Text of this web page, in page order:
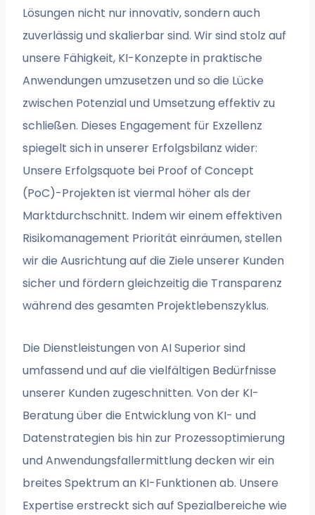
Lösungen nicht nur innovativ, sondern auch
zuverlässig und skalierbar sind. Wir sind stolz auf
unsere Fähigkeit, KI-Konzepte in praktische
Anwendungen umzusetzen und so die Lücke
zwischen Potenzial und Umsetzung effektiv zu
schließen. Dieses Engagement für Exzellenz
spiegelt sich in unserer Erfolgsbilanz wider:
Unsere Erfolgsquote bei Proof of Concept
(PoC)-Projekten ist viermal höher als der
Marktdurchschnitt. Indem wir einem effektiven
Risikomanagement Priorität einräumen, stellen
wir die Ausrichtung auf die Ziele unserer Kunden
sicher und fördern gleichzeitig die Transparenz
während des gesamten Projektlebenszyklus.
Die Dienstleistungen von AI Superior sind
umfassend und auf die vielfältigen Bedürfnisse
unserer Kunden zugeschnitten. Von der KI-
Beratung über die Entwicklung von KI- und
Datenstrategien bis hin zur Prozessoptimierung
und Anwendungsfallermittlung decken wir ein
breites Spektrum an KI-Funktionen ab. Unsere
Expertise erstreckt sich auf Spezialbereiche wie